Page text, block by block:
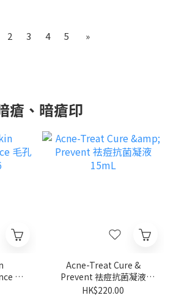
2 3 4 5 »
瘡、暗瘡印
毛
Acne-Treat Cure &
Prevent 祛痘抗菌凝液
15mL
HK$220.00